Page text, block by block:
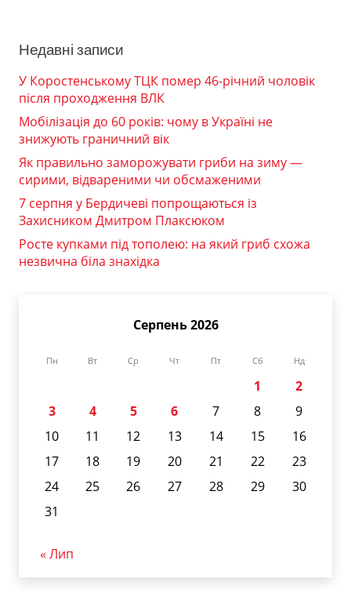
Недавні записи
У Коростенському ТЦК помер 46-річний чоловік
після проходження ВЛК
Мобілізація до 60 років: чому в Україні не
знижують граничний вік
Як правильно заморожувати гриби на зиму —
сирими, відвареними чи обсмаженими
7 серпня у Бердичеві попрощаються із
Захисником Дмитром Плаксюком
Росте купками під тополею: на який гриб схожа
незвична біла знахідка
Серпень 2026
Пн Вт Ср Чт Пт Сб Нд
1
2
3
4 5 6 7 8
9
10
11 12 13 14 15
16
17
18 19 20 21 22
23
24
25 26 27 28 29
30
31
« Лип